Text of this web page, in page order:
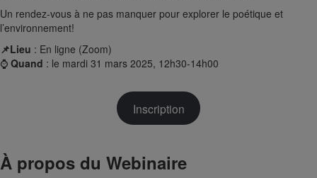
Un rendez-vous à ne pas manquer pour explorer le poétique et
l’environnement!
📌Lieu : En ligne (Zoom)
⌚ Quand : le mardi 31 mars 2025, 12h30-14h00
Inscription
À propos du Webinaire